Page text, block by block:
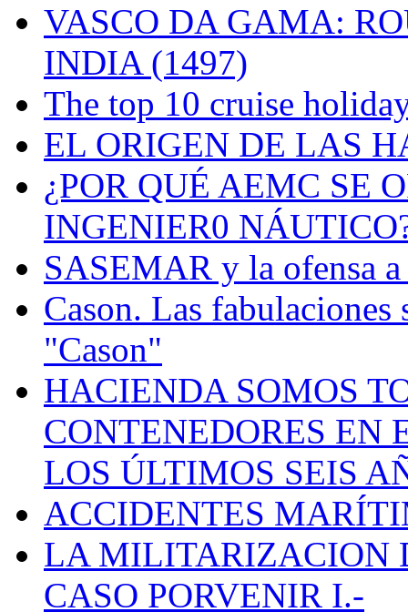
VASCO DA GAMA:
INDIA (1497)
The top 10 cruise
EL ORIGEN DE LAS
¿POR QUÉ AEMC SE
INGENIER0
SASEMAR y la ofensa a
Cason. Las fabulaciones
"Cason"
HACIENDA SOMOS
CONTENEDORES EN
LOS ÚLTIMOS SEIS
ACCIDENTES
LA MILITARIZACION
CASO PORVENIR I.-